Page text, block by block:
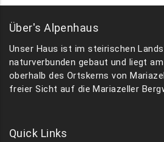
Über's Alpenhaus
Unser Haus ist im steirischen
naturverbunden gebaut und liegt
oberhalb des Ortskerns von
freier Sicht auf die Mariazeller
Quick Links